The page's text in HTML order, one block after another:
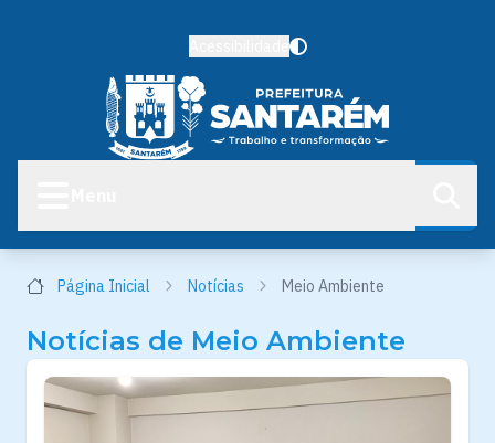
Página Inicial Notícias Meio Ambiente
Notícias de Meio Ambiente